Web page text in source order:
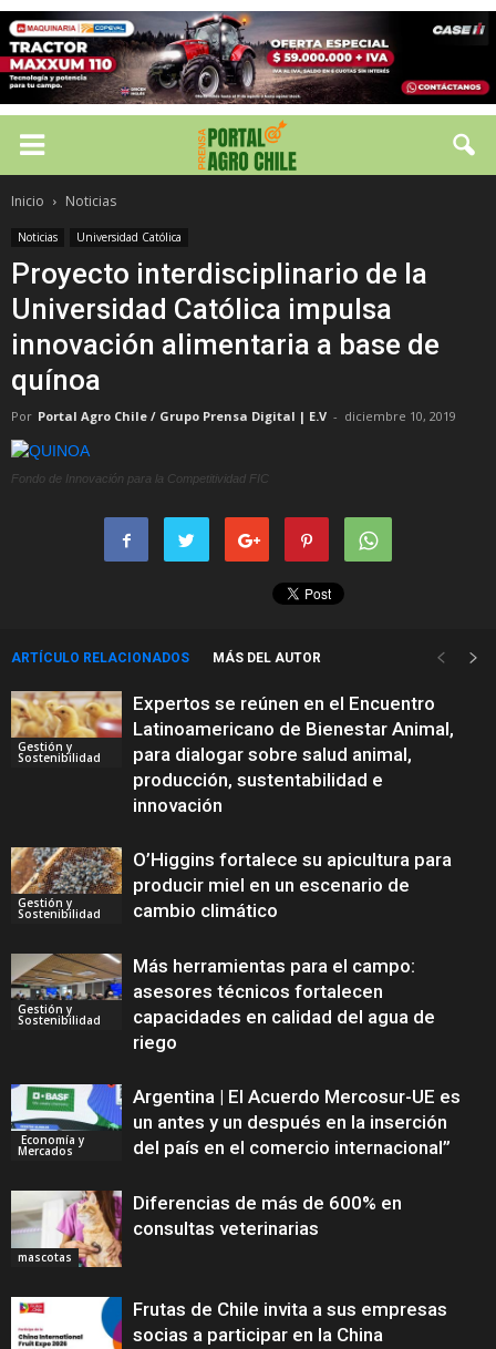
Inicio Noticias
Noticias Universidad Católica
Proyecto interdisciplinario de la
Universidad Católica impulsa
innovación alimentaria a base de
quínoa
Por Portal Agro Chile / Grupo Prensa Digital | E.V - diciembre 10, 2019
Fondo de Innovación para la Competitividad FIC
ARTÍCULO RELACIONADOS MÁS DEL AUTOR
Gestión y
Sostenibilidad
Expertos se reúnen en el Encuentro
Latinoamericano de Bienestar Animal,
para dialogar sobre salud animal,
producción, sustentabilidad e
innovación
Gestión y
Sostenibilidad
O’Higgins fortalece su apicultura para
producir miel en un escenario de
cambio climático
Gestión y
Sostenibilidad
Más herramientas para el campo:
asesores técnicos fortalecen
capacidades en calidad del agua de
riego
Economía y
Mercados
Argentina | El Acuerdo Mercosur-UE es
un antes y un después en la inserción
del país en el comercio internacional”
mascotas
Diferencias de más de 600% en
consultas veterinarias
Frutas de Chile invita a sus empresas
socias a participar en la China